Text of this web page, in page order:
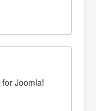
Joomla!